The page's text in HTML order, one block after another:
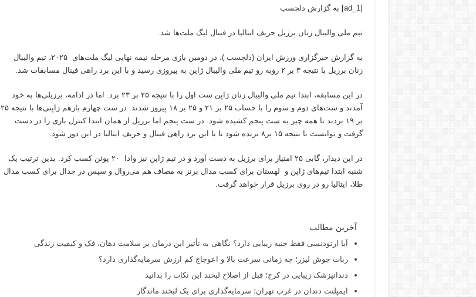
[ad_1] به گزارش دلچسب
تیم ملی والیبال زنان برزیل حریف ایتالیا در فینال لیگ ملت‌ها شد.
به گزارش خبرگزاری ورزش ایران (دلچسب
)، در دومین بازی مرحله نیمه نهایی لیگ ملت‌های ۲۰۲۵، تیم والیبال
زنان برزیل با نتیجه ۳ بر ۲ روبه رو تیم ملی والیبال ژاپن به پیروزی رسید و با این برد راهی فینال مسابقات شد.
در این مسابقه، ابتدا تیم ملی والیبال زنان ژاپن ست اول را با نتیجه ۲۵ بر ۲۳ برد. اما در ادامه، برزیلی‌ها به خود
آمدند و ست‌های دوم و سوم را با حساب ۲۵ بر ۲۱ و ۲۵ بر ۱۸ پیروز شدند. در ست چهارم بازهم ژاپنی‌ها با نتیجه ۲۵
بر ۱۹ بردند تا همه چیز به ست پنجم کشیده شود. در ست پنجم اما برزیل از همان ابتدا کنترل بازی را در دست
گرفت و توانست با نتیجه ۱۵ بر۸ برنده شود تا با این برد راهی فینال و حریف ایتالیا در این دور شود.
در این دیدار، گابی ۲۵ امتیاز برای برزیل به دست آورد و در تیم ژاپن نیز وادا ۲۰ پوئن کسب کرد. بدین ترتیب یک
شنبه ابتدا تیم‌های ژاپن و لهستان برای کسب مدال برنز به مصاف هم می‌روال و سپس در جدال برای کسب مدال
طلا، ایتالیا رو در روی برزیل قرار خواهد گرفت.
آخرین مطالب
آیا ارتودنسی فقط جنبه زیبایی دارد؟ نگاهی به تأثیر این درمان بر سلامت دهان، فک و کیفیت زندگی
ربات جوش لیزر؛ چه زمانی سرعت بالا و اعوجاج کم ارزش سرمایه‌گذاری دارد؟
دندانپزشک زیبایی در کرج؛ قبل از اصلاح لبخند این نکات را بدانید
ایمپلنت دندان در غرب تهران؛ سرمایه‌گذاری برای یک لبخند ماندگار